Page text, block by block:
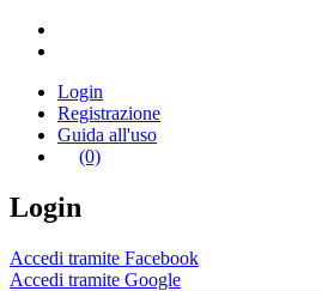
Login
Registrazione
Guida all'uso
(0)
Login
Accedi tramite Facebook
Accedi tramite Google